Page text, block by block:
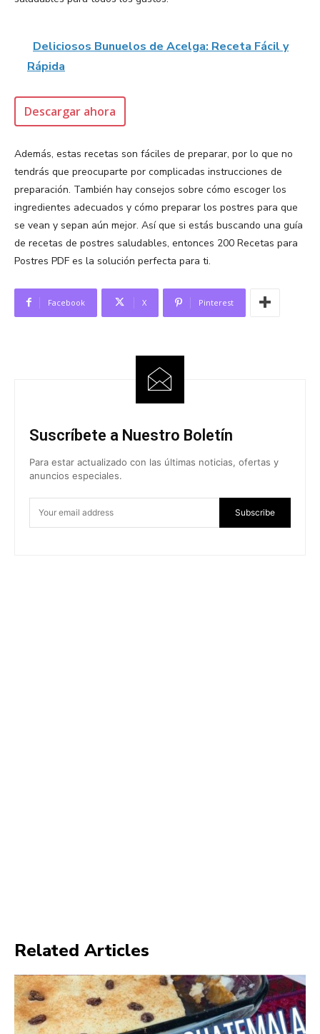
Deliciosos Bunuelos de Acelga: Receta Fácil y
Rápida
Descargar ahora
Además, estas recetas son fáciles de preparar, por lo que no
tendrás que preocuparte por complicadas instrucciones de
preparación. También hay consejos sobre cómo escoger los
ingredientes adecuados y cómo preparar los postres para que
se vean y sepan aún mejor. Así que si estás buscando una guía
de recetas de postres saludables, entonces 200 Recetas para
Postres PDF es la solución perfecta para ti.
Facebook X Pinterest
Suscríbete a Nuestro Boletín
Para estar actualizado con las últimas noticias, ofertas y
anuncios especiales.
Subscribe
Related Articles